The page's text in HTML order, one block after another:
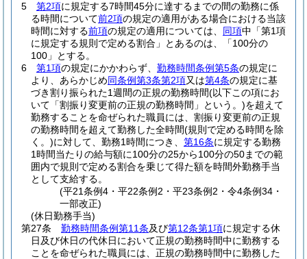
5
第2項に規定する7時間45分に達するまでの間の勤務に係
る時間について前2項の規定の適用がある場合における当該
時間に対する前項の規定の適用については、 同項中「第1項
に規定する規則で定める割合」とあるのは、「100分の
100」とする。
6
第1項の規定にかかわらず、 勤務時間条例第5条の規定に
より、あらかじめ同条例第3条第2項又は第4条の規定に基
づき割り振られた1週間の正規の勤務時間(以下この項にお
いて「割振り変更前の正規の勤務時間」という。)を超えて
勤務することを命ぜられた職員には、割振り変更前の正規
の勤務時間を超えて勤務した全時間(規則で定める時間を除
く。)に対して、勤務1時間につき、 第16条に規定する勤務
1時間当たりの給与額に100分の25から100分の50までの範
囲内で規則で定める割合を乗じて得た額を時間外勤務手当
として支給する。
(平21条例4・平22条例2・平23条例2・令4条例34・
一部改正)
(休日勤務手当)
第27条
勤務時間条例第11条及び第12条第1項に規定する休
日及び休日の代休日において正規の勤務時間中に勤務する
ことを命ぜられた職員には、正規の勤務時間中に勤務した